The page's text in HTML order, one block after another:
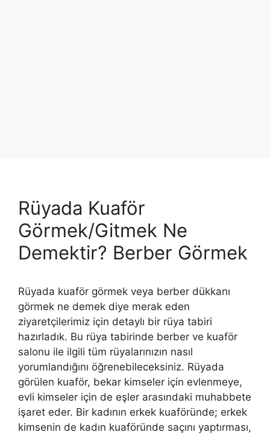
Rüyada Kuaför
Görmek/Gitmek Ne
Demektir? Berber Görmek
Rüyada kuaför görmek veya berber dükkanı
görmek ne demek diye merak eden
ziyaretçilerimiz için detaylı bir rüya tabiri
hazırladık. Bu rüya tabirinde berber ve kuaför
salonu ile ilgili tüm rüyalarınızın nasıl
yorumlandığını öğrenebileceksiniz. Rüyada
görülen kuaför, bekar kimseler için evlenmeye,
evli kimseler için de eşler arasındaki muhabbete
işaret eder. Bir kadının erkek kuaföründe; erkek
kimsenin de kadın kuaföründe saçını yaptırması,